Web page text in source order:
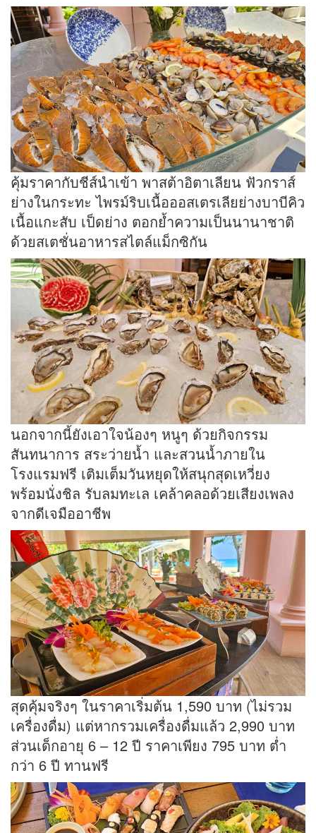
คุ้มราคากับชีส์นำเข้า พาสต้าอิตาเลียน ฟัวกราส์
ย่างในกระทะ ไพรม์ริบเนื้อออสเตรเลียย่างบาบีคิว
เนื้อแกะสับ เป็ดย่าง ตอกย้ำความเป็นนานาชาติ
ด้วยสเตชั่นอาหารสไตล์แม็กซิกัน
นอกจากนี้ยังเอาใจน้องๆ หนูๆ ด้วยกิจกรรม
สันทนาการ สระว่ายน้ำ และสวนน้ำภายใน
โรงแรมฟรี เติมเต็มวันหยุดให้สนุกสุดเหวี่ยง
พร้อมนั่งชิล รับลมทะเล เคล้าคลอด้วยเสียงเพลง
จากดีเจมืออาชีพ
สุดคุ้มจริงๆ ในราคาเริ่มต้น 1,590 บาท (ไม่รวม
เครื่องดื่ม) แต่หากรวมเครื่องดื่มแล้ว 2,990 บาท
ส่วนเด็กอายุ 6 – 12 ปี ราคาเพียง 795 บาท ต่ำ
กว่า 6 ปี ทานฟรี